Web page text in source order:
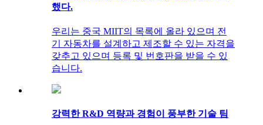
했다.
우리는 중국 MIIT의 목록에 올라 있으며 전
기 자동차를 설계하고 제조할 수 있는 자격을
갖추고 있으며 등록 및 번호판을 받을 수 있
습니다.
강력한 R&D 역량과 경험이 풍부한 기술 팀